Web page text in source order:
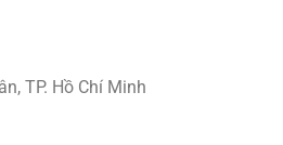
TP. Hồ Chí Minh